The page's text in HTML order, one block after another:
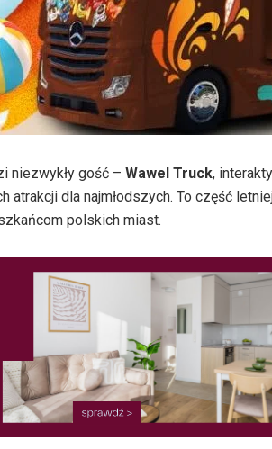
niezwykły gość – Wawel Truck,
atrakcji dla najmłodszych. To część
polskich miast.